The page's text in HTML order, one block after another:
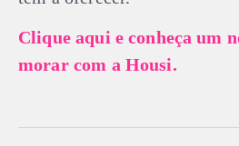
Clique aqui e conheça um
morar com a Housi.